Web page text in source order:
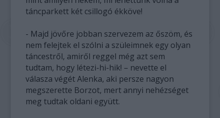
táncparkett két csillogó ékköve!
- Majd jövőre jobban szervezem az őszöm, és
nem felejtek el szólni a szüleimnek egy olyan
táncestről, amiről reggel még azt sem
tudtam, hogy létezi-hi-hik! – nevette el
válasza végét Alenka, aki persze nagyon
megszerette Borzot, mert annyi nehézséget
meg tudtak oldani együtt.